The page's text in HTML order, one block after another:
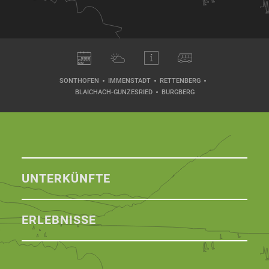
SONTHOFEN IMMENSTADT
RETTENBERG
BLAICHACH-GUNZESRIED
BURGBERG
UNTERKÜNFTE
ERLEBNISSE